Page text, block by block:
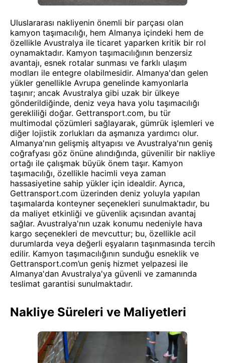
Uluslararası nakliyenin önemli bir parçası olan
kamyon taşımacılığı, hem Almanya içindeki hem de
özellikle Avustralya ile ticaret yaparken kritik bir rol
oynamaktadır. Kamyon taşımacılığının benzersiz
avantajı, esnek rotalar sunması ve farklı ulaşım
modları ile entegre olabilmesidir. Almanya'dan gelen
yükler genellikle Avrupa genelinde kamyonlarla
taşınır; ancak Avustralya gibi uzak bir ülkeye
gönderildiğinde, deniz veya hava yolu taşımacılığı
gerekliliği doğar. Gettransport.com, bu tür
multimodal çözümleri sağlayarak, gümrük işlemleri ve
diğer lojistik zorlukları da aşmanıza yardımcı olur.
Almanya'nın gelişmiş altyapısı ve Avustralya'nın geniş
coğrafyası göz önüne alındığında, güvenilir bir nakliye
ortağı ile çalışmak büyük önem taşır. Kamyon
taşımacılığı, özellikle hacimli veya zaman
hassasiyetine sahip yükler için idealdir. Ayrıca,
Gettransport.com üzerinden deniz yoluyla yapılan
taşımalarda konteyner seçenekleri sunulmaktadır, bu
da maliyet etkinliği ve güvenlik açısından avantaj
sağlar. Avustralya'nın uzak konumu nedeniyle hava
kargo seçenekleri de mevcuttur; bu, özellikle acil
durumlarda veya değerli eşyaların taşınmasında tercih
edilir. Kamyon taşımacılığının sunduğu esneklik ve
Gettransport.com’un geniş hizmet yelpazesi ile
Almanya'dan Avustralya'ya güvenli ve zamanında
teslimat garantisi sunulmaktadır.
Nakliye Süreleri ve Maliyetleri